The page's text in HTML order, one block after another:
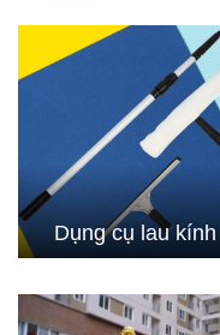
Dụng cụ lau kính